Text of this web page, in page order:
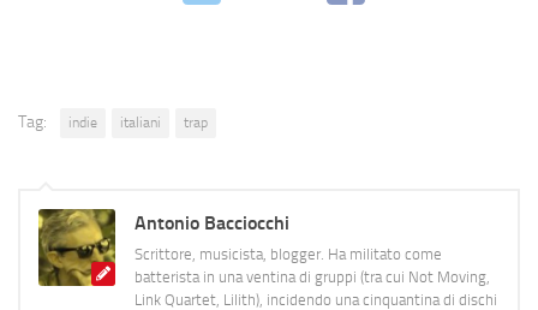
Tag: indie italiani trap
Antonio Bacciocchi
Scrittore, musicista, blogger. Ha militato come
batterista in una ventina di gruppi (tra cui Not Moving,
Link Quartet, Lilith), incidendo una cinquantina di dischi